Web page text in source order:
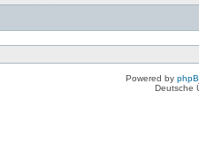
Powered by
Deutsche